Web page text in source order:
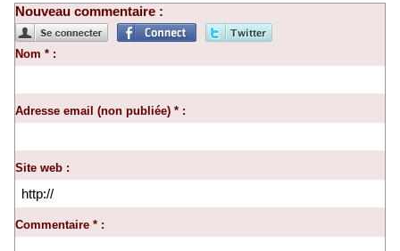
Nouveau commentaire :
Nom * :
Adresse email (non publiée) * :
Site web :
Commentaire * :